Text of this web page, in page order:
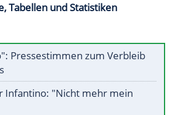
Tabellen und Statistiken
Pressestimmen zum Verbleib
Infantino: "Nicht mehr mein